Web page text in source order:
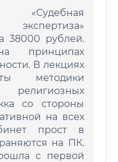
«Судебная
экспертиза»
38000 рублей.
принципах
В лекциях
методики
со стороны
на всех
прост в
на ПК.
с первой